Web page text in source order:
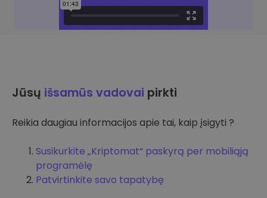
Jūsų išsamūs vadovai pirkti
Reikia daugiau informacijos apie tai, kaip įsigyti ?
Susikurkite „Kriptomat“ paskyrą per mobiliąją
programėlę
Patvirtinkite savo tapatybę